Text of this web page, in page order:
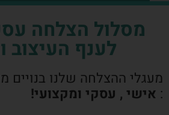
מסלול הצלחה
לענף העיצוב
מעגלי ההצלחה שלנו בנויים
: אישי , עסקי ומקצועי!